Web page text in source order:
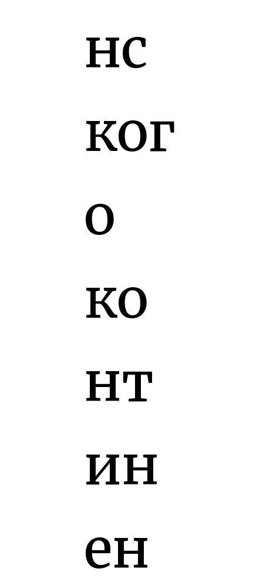
нс
ког
о
ко
нт
ин
ен